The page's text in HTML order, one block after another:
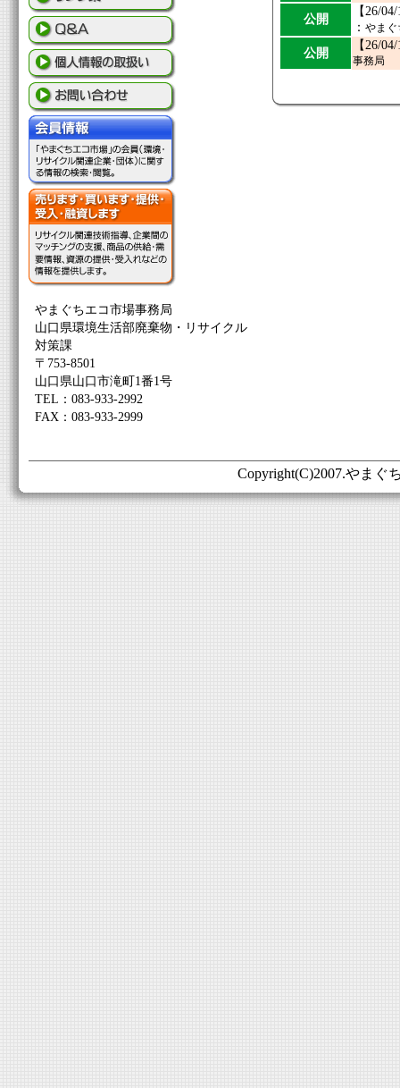
やまぐちエコ市場事務局
山口県環境生活部廃棄物・リサイクル
対策課
〒753-8501
山口県山口市滝町1番1号
TEL：083-933-2992
FAX：083-933-2999
公開
【26/
： やまぐ
公開
【26/
事務局
Copyright(C)2007.やまぐ